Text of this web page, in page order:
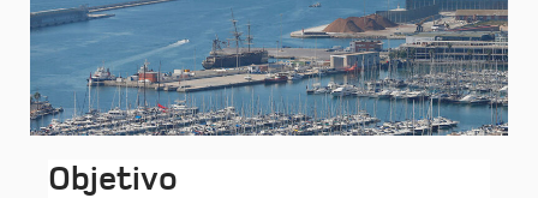
Objetivo